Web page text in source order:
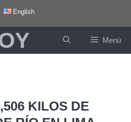
English
Menú
KILOS DE